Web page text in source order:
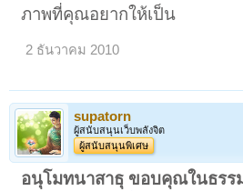
ภาพที่คุณอยากให้เป็น
2 ธันวาคม 2010
supatorn
ผู้สนับสนุนเว็บพลังจิต
ผู้สนับสนุนพิเศษ
อนุโมทนาสาธุ ขอบคุณในธรร